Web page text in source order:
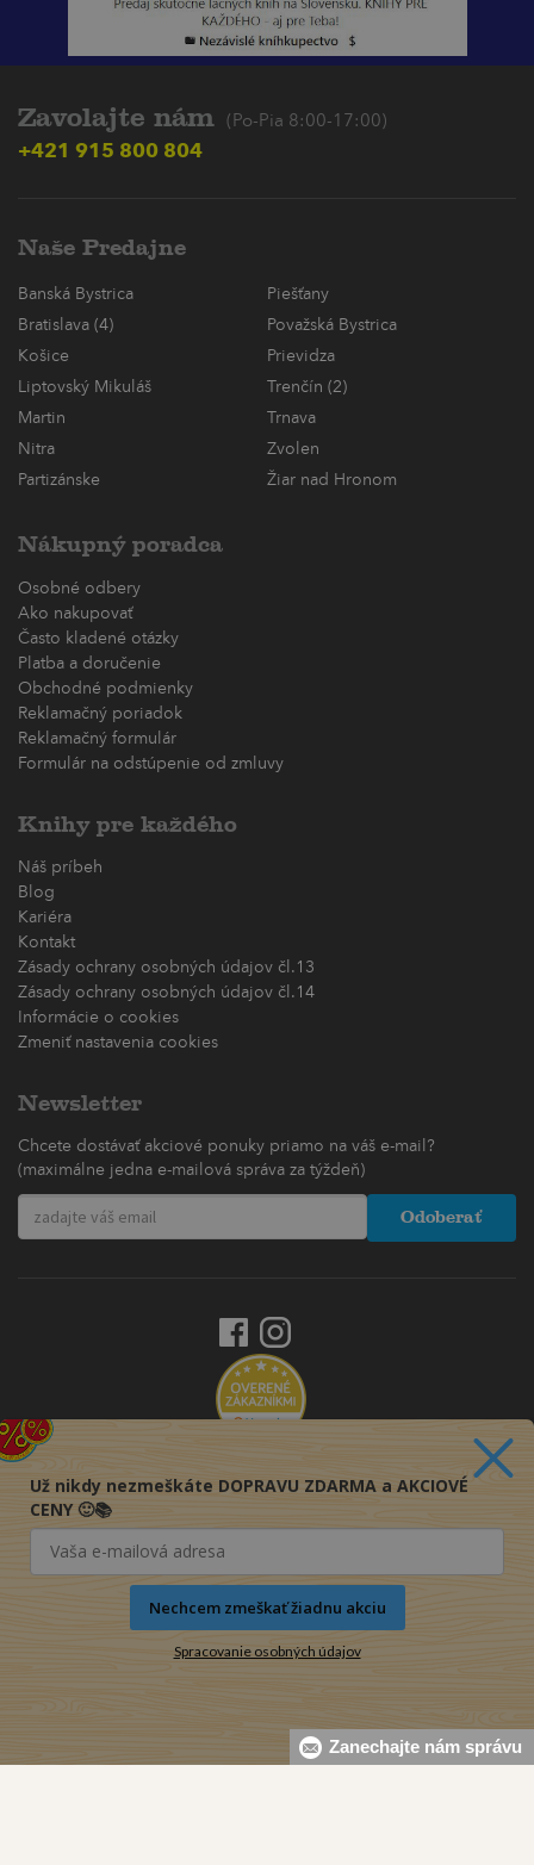
Zavolajte nám (Po-Pia 8:00-17:00)
+421 915 800 804
Naše Predajne
Banská Bystrica
Piešťany
Bratislava (4)
Považská Bystrica
Košice
Prievidza
Liptovský Mikuláš
Trenčín (2)
Martin
Trnava
Nitra
Zvolen
Partizánske
Žiar nad Hronom
Nákupný poradca
Osobné odbery
Ako nakupovať
Často kladené otázky
Platba a doručenie
Obchodné podmienky
Reklamačný poriadok
Reklamačný formulár
Formulár na odstúpenie od zmluvy
Knihy pre každého
Náš príbeh
Blog
Kariéra
Kontakt
Zásady ochrany osobných údajov čl.13
Zásady ochrany osobných údajov čl.14
Informácie o cookies
Zmeniť nastavenia cookies
Newsletter
Chcete dostávať akciové ponuky priamo na váš e-mail?
(maximálne jedna e-mailová správa za týždeň)
Odoberať
Zanechajte nám správu
Už nikdy nezmeškáte DOPRAVU ZDARMA a AKCIOVÉ
CENY 🙂📚
Nechcem zmeškať žiadnu akciu
Spracovanie osobných údajov